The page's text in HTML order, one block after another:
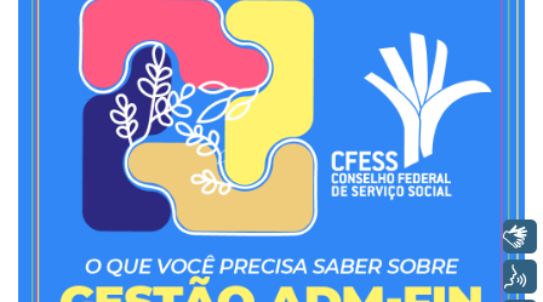
Voz